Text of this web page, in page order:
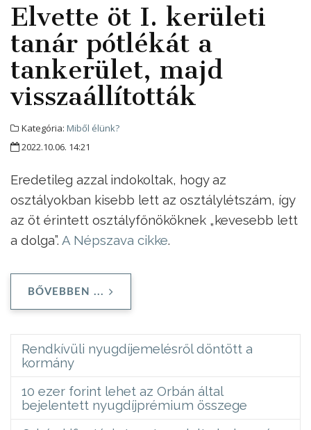
Elvette öt I. kerületi
tanár pótlékát a
tankerület, majd
visszaállították
Kategória: Miből élünk?
2022.10.06. 14:21
Eredetileg azzal indokoltak, hogy az
osztályokban kisebb lett az osztálylétszám, így
az öt érintett osztályfőnököknek „kevesebb lett
a dolga”. A Népszava cikke.
BŐVEBBEN ...
Rendkívüli nyugdíjemelésről döntött a
kormány
10 ezer forint lehet az Orbán által
bejelentett nyugdíjprémium összege